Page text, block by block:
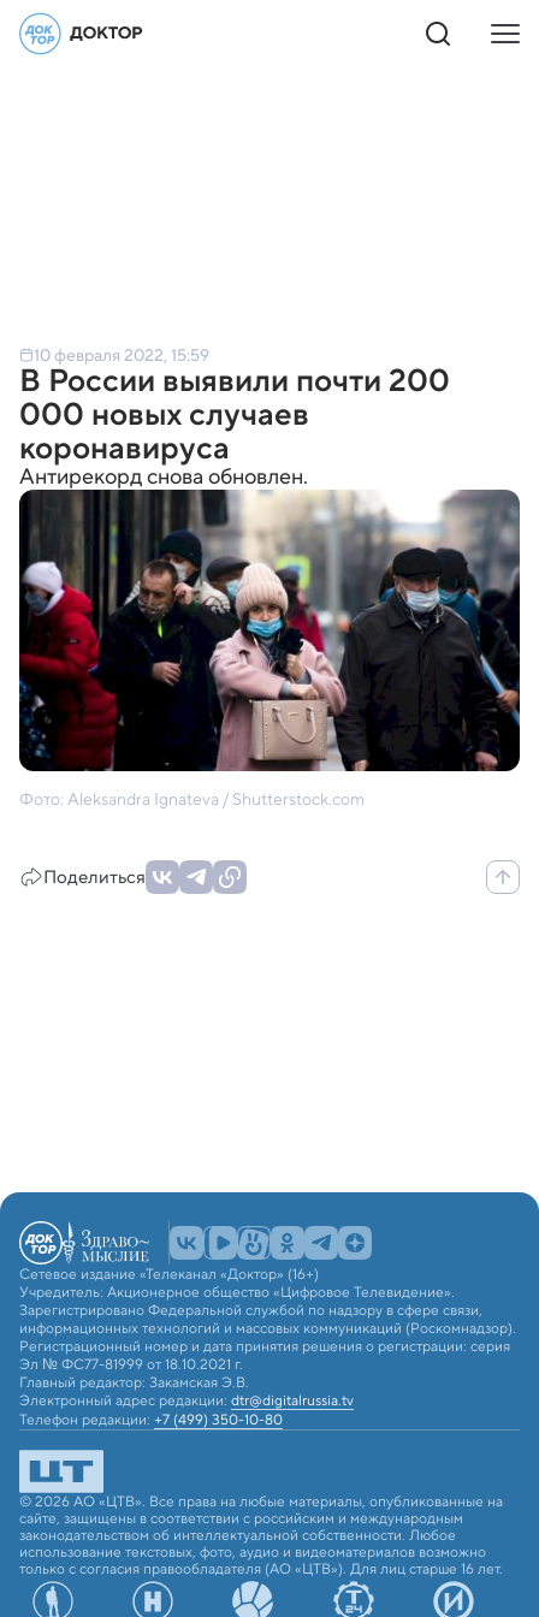
10 февраля 2022, 15:59
В России выявили почти 200
000 новых случаев
коронавируса
Антирекорд снова обновлен.
Фото: Aleksandra Ignateva / Shutterstock.com
Поделиться
Сетевое издание «Телеканал «Доктор» (16+)
Учредитель: Акционерное общество «Цифровое Телевидение».
Зарегистрировано Федеральной службой по надзору в сфере связи,
информационных технологий и массовых коммуникаций (Роскомнадзор).
Регистрационный номер и дата принятия решения о регистрации: серия
Эл № ФС77-81999 от 18.10.2021 г.
Главный редактор: Закамская Э.В.
Электронный адрес редакции: dtr@digitalrussia.tv
Телефон редакции: +7 (499) 350-10-80
© 2026 АО «ЦТВ». Все права на любые материалы, опубликованные на
сайте, защищены в соответствии с российским и международным
законодательством об интеллектуальной собственности. Любое
использование текстовых, фото, аудио и видеоматериалов возможно
только с согласия правообладателя (АО «ЦТВ»). Для лиц старше 16 лет.